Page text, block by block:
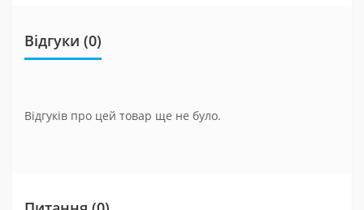
Відгуки (0)
Відгуків про цей товар ще не було.